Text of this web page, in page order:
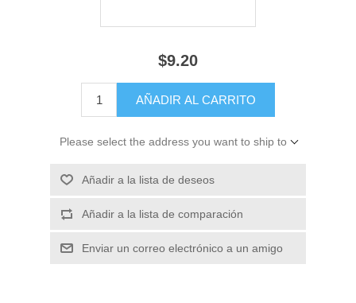
$9.20
Please select the address you want to ship to